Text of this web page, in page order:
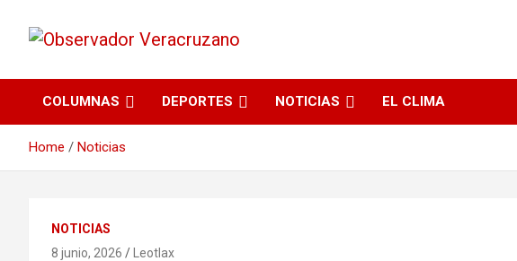
Observador
Veracruzano
COLUMNAS DEPORTES NOTICIAS EL CLIMA
Home Noticias
NOTICIAS
8 junio, 2026
Leotlax